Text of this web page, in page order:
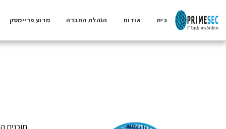
בית אודות הנהלת החברה מדוע פריימסק